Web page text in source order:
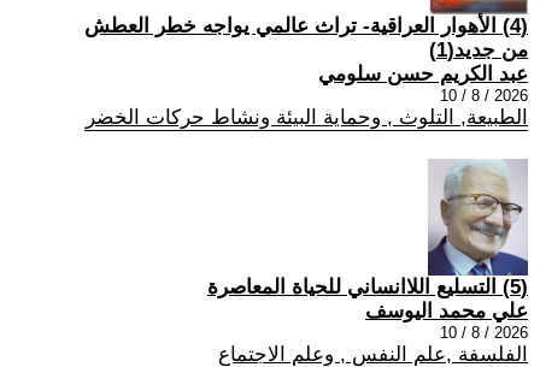
(4) الأهوار العراقية- تراث عالمي يواجه خطر العطش
من جديد(1)
عبد الكريم حسن سلومي
2026 / 8 / 10
الطبيعة, التلوث , وحماية البيئة ونشاط حركات الخضر
(5) التسليع اللاانساني للحياة المعاصرة
علي محمد اليوسف
2026 / 8 / 10
الفلسفة ,علم النفس , وعلم الاجتماع